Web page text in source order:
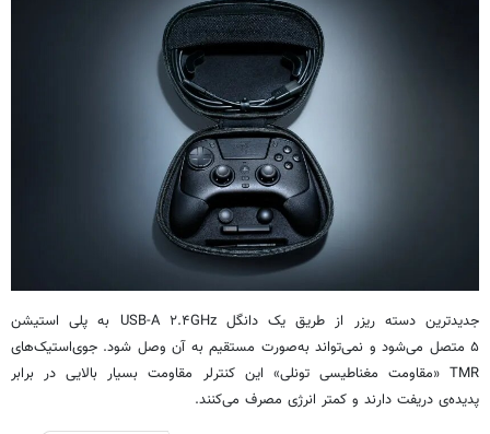
جدیدترین دسته ریزر از طریق یک دانگل USB-A ۲.۴GHz به پلی استیشن
۵ متصل می‌شود و نمی‌تواند به‌صورت مستقیم به آن وصل شود. جوی‌استیک‌های
TMR «مقاومت مغناطیسی تونلی» این کنترلر مقاومت بسیار بالایی در برابر
پدیده‌ی دریفت دارند و کمتر انرژی مصرف می‌کنند.